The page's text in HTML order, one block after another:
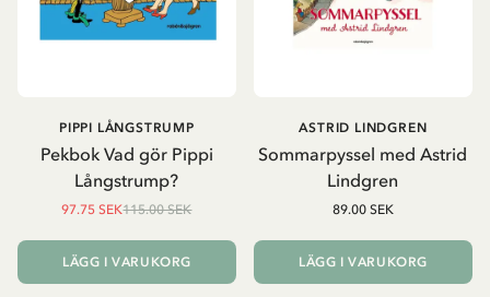
Pekbok Vad gör Pippi
Långstrump?
PIPPI LÅNGSTRUMP
97.75 SEK115.00 SEK
LÄGG I VARUKORG
Sommarpyssel med Astrid
Lindgren
ASTRID LINDGREN
89.00 SEK
LÄGG I VARUKORG